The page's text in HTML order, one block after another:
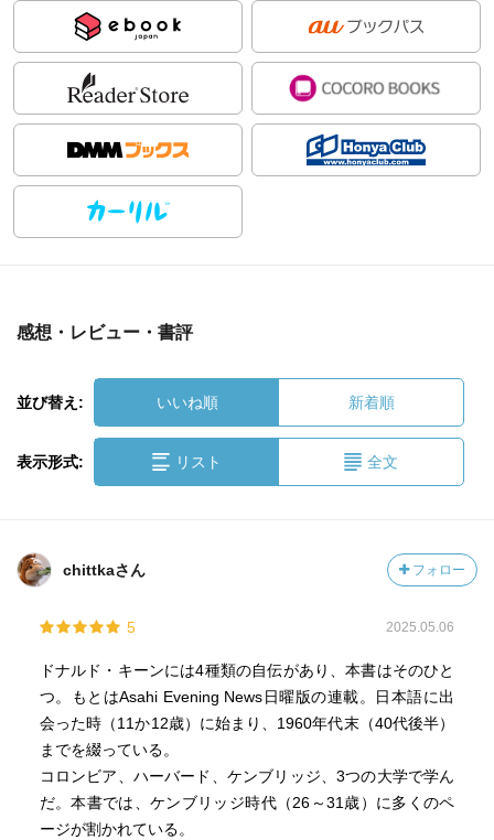
感想・レビュー・書評
並び替え: いいね順 新着順
表示形式: リスト 全文
chittkaさん フォロー
5 2025.05.06
ドナルド・キーンには4種類の自伝があり、本書はそのひと
つ。もとはAsahi Evening News日曜版の連載。日本語に出
会った時（11か12歳）に始まり、1960年代末（40代後半）
までを綴っている。
コロンビア、ハーバード、ケンブリッジ、3つの大学で学ん
だ。本書では、ケンブリッジ時代（26～31歳）に多くのペ
ージが割かれている。